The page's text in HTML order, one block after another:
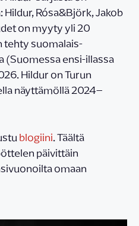
Rósa&Björk, Jakob
on myyty yli 20
tehty suomalais-
(Suomessa ensi-illassa
Hildur on Turun
näyttämöllä 2024–
blogiini. Täältä
päivittäin
omaan